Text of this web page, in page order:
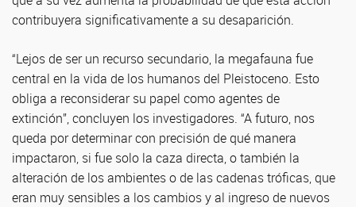
contribuyera significativamente a su desaparición.
“Lejos de ser un recurso secundario, la megafauna fue
central en la vida de los humanos del Pleistoceno. Esto
obliga a reconsiderar su papel como agentes de
extinción”, concluyen los investigadores. “A futuro, nos
queda por determinar con precisión de qué manera
impactaron, si fue solo la caza directa, o también la
alteración de los ambientes o de las cadenas tróficas, que
eran muy sensibles a los cambios y al ingreso de nuevos